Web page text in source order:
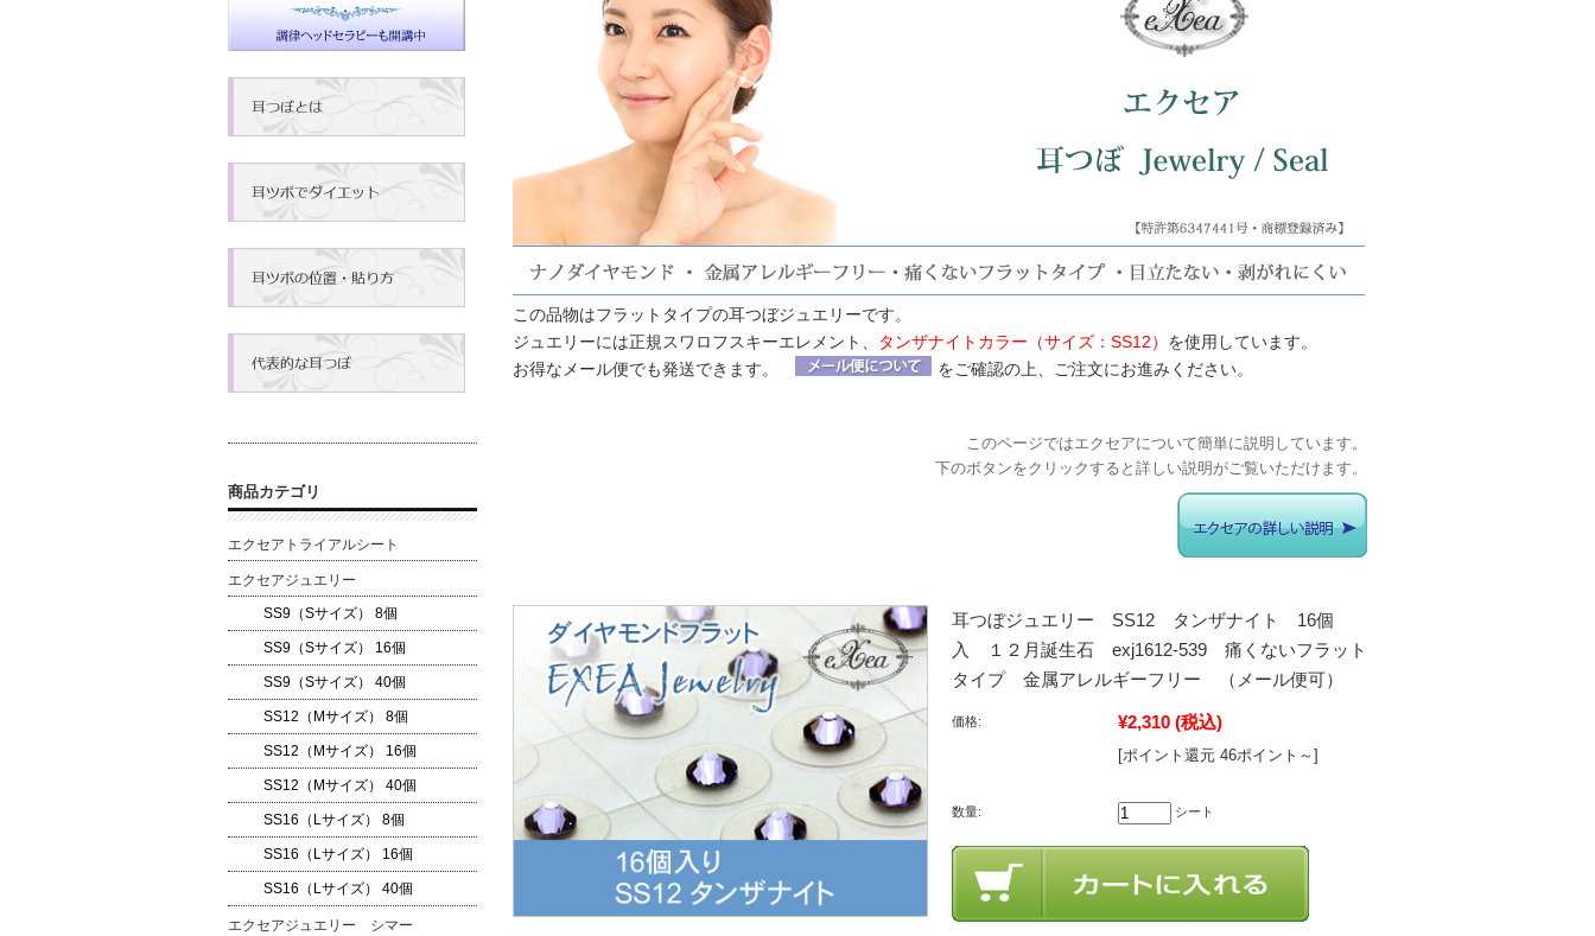
この品物はフラットタイプの耳つぼジュエリーです。
ジュエリーには正規スワロフスキーエレメント、
タンザナイトカラー（サイズ：SS12） を使用しています。
お得なメール便でも発送できます。
をご確認の上、ご注文にお進みください。
このページではエクセアについて簡単に説明しています。
下のボタンをクリックすると詳しい説明がご覧いただけます。
耳つぼジュエリー SS12 タンザナイト 16個
入 １２月誕生石 exj1612-539 痛くないフラット
タイプ 金属アレルギーフリー （メール便可）
価格: ¥2,310 (税込)
[ポイント還元 46ポイント～]
数量: シート
商品カテゴリ
エクセアトライアルシート
エクセアジュエリー
SS9（Sサイズ） 8個
SS9（Sサイズ） 16個
SS9（Sサイズ） 40個
SS12（Mサイズ） 8個
SS12（Mサイズ） 16個
SS12（Mサイズ） 40個
SS16（Lサイズ） 8個
SS16（Lサイズ） 16個
SS16（Lサイズ） 40個
エクセアジュエリー シマー